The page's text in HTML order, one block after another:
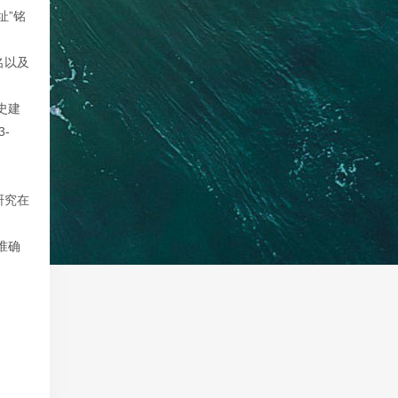
”铭
以及
建
究在
确